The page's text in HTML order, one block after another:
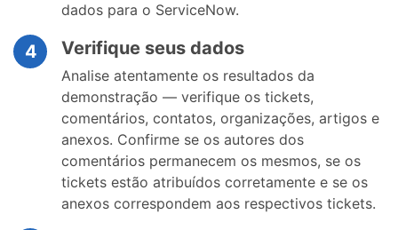
dados para o ServiceNow.
4 Verifique seus dados
Analise atentamente os resultados da
demonstração — verifique os tickets,
comentários, contatos, organizações, artigos e
anexos. Confirme se os autores dos
comentários permanecem os mesmos, se os
tickets estão atribuídos corretamente e se os
anexos correspondem aos respectivos tickets.